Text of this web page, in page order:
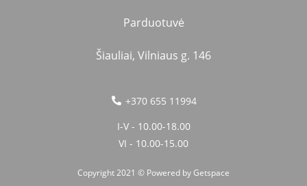
Parduotuvė
Šiauliai, Vilniaus g. 146
+370 655 11994
I-V - 10.00-18.00
VI - 10.00-15.00
Copyright 2021 © Powered byGetspace